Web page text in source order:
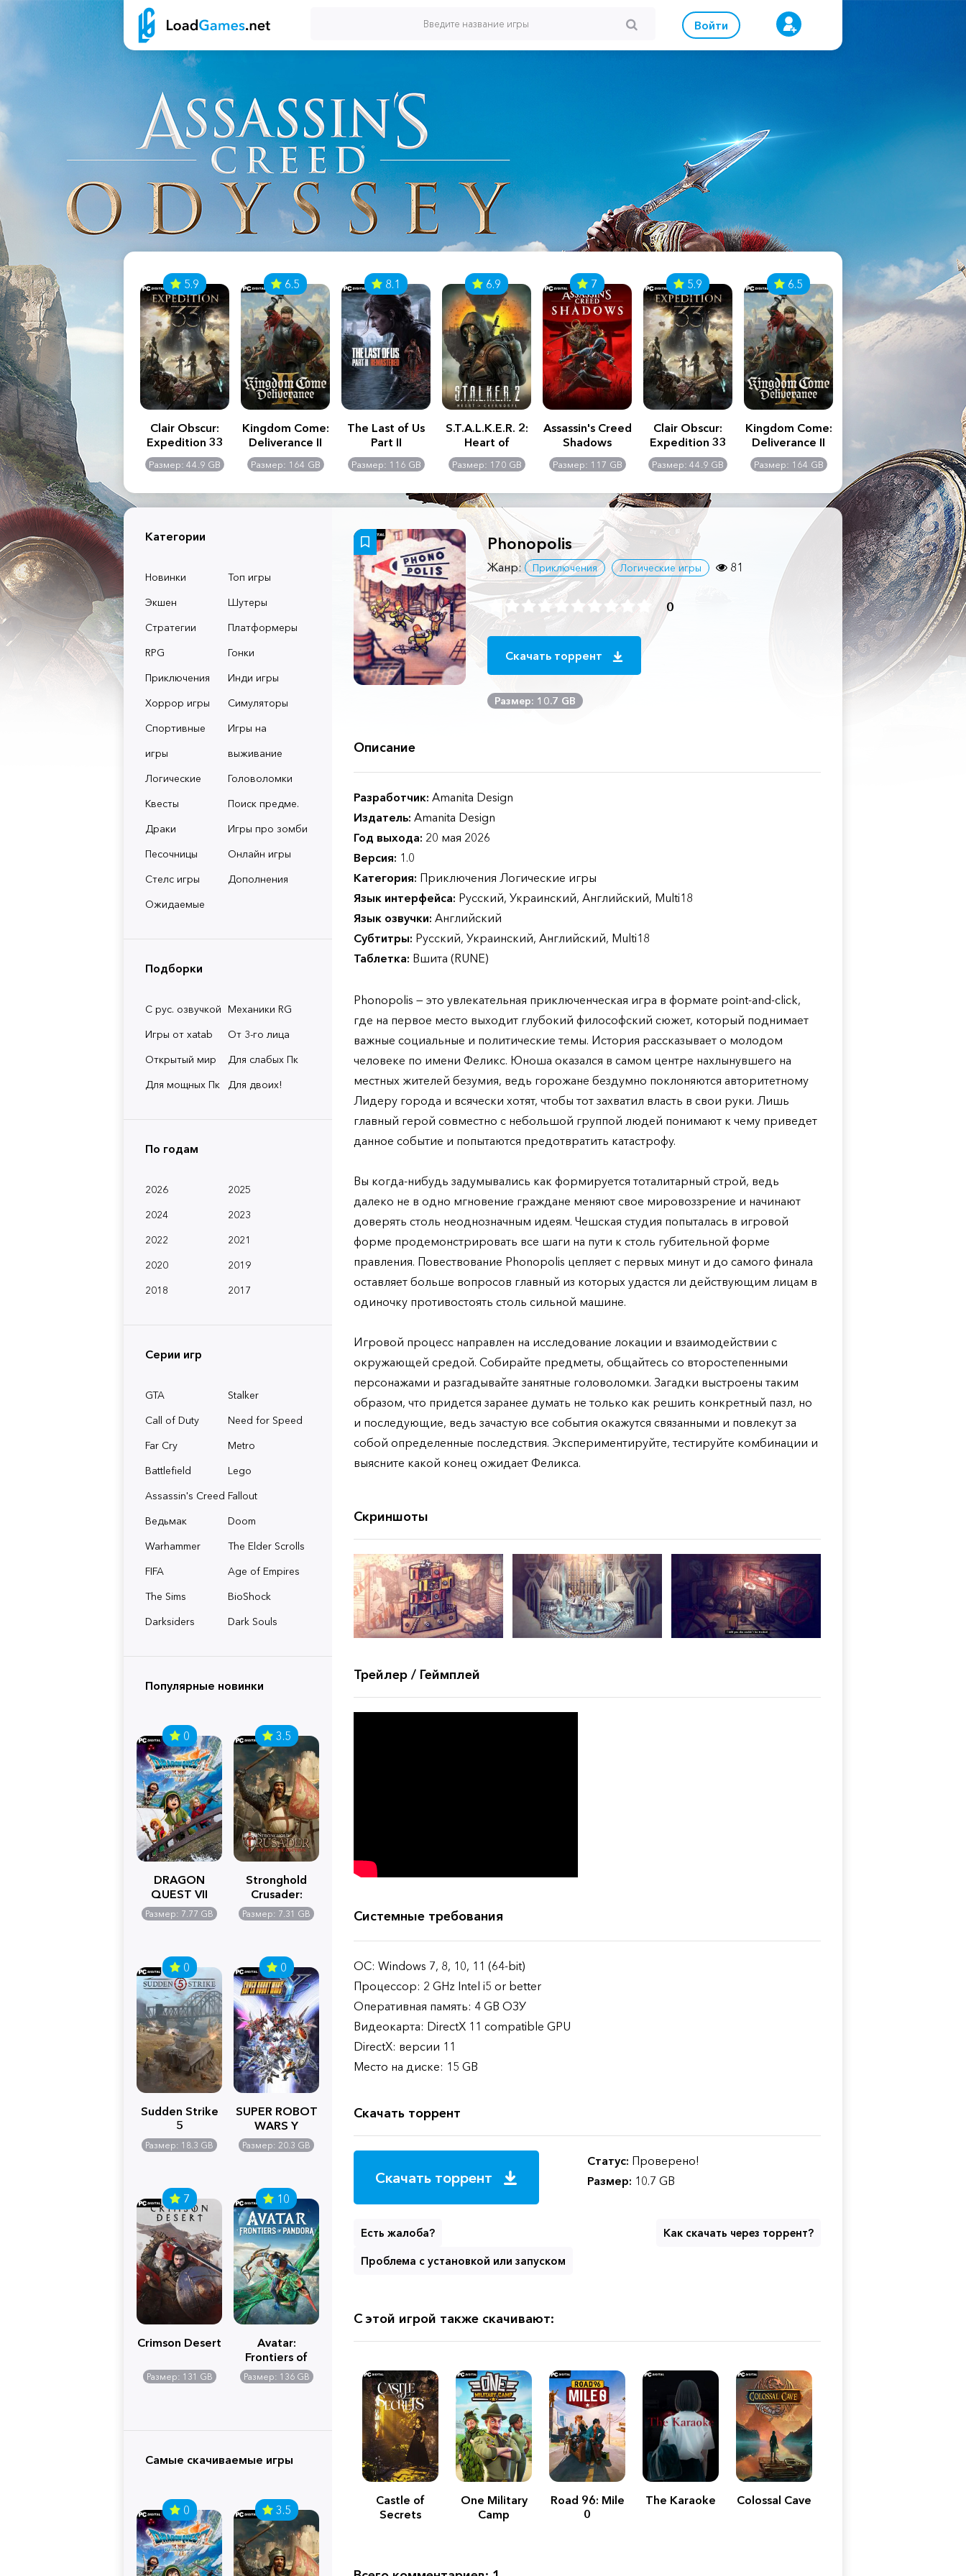
Войти
2:
-
GB
Assassin's Creed
Shadows
Размер: 117 GB
5.9
Clair Obscur:
Expedition 33
Размер: 44.9 GB
6.5
Kingdom Come:
Deliverance II
Размер: 164 GB
8.1
The Last of Us
Part II
Remastered
Размер: 116 GB
6.9
S.T.A.L.K.E.R. 2:
Heart of
Chernobyl -
Ultimate Edition
Размер: 170 GB
7
Assassin's Creed
Shadows
Размер: 117 GB
5.9
Clair Obscur:
Expedition 33
Размер: 44.9 GB
6.5
Kingdom Come:
Deliverance II
Размер: 164 GB
8.1
Remastered
Размер: 116 GB
Категории
Новинки
Топ игры
Экшен
Шутеры
Стратегии
Платформеры
RPG
Гонки
Приключения
Инди игры
Хоррор игры
Симуляторы
Спортивные
игры
Игры на
выживание
Логические
Головоломки
Квесты
Поиск предме.
Драки
Игры про зомби
Песочницы
Онлайн игры
Стелс игры
Дополнения
Ожидаемые
Подборки
С рус. озвучкой Механики RG
Игры от xatab
От 3-го лица
Открытый мир
Для слабых Пк
Для мощных Пк
Для двоих!
По годам
2026
2025
2024
2023
2022
2021
2020
2019
2018
2017
Серии игр
GTA
Stalker
Call of Duty
Need for Speed
Far Cry
Metro
Battlefield
Lego
Assassin's Creed Fallout
Ведьмак
Doom
Warhammer
The Elder Scrolls
FIFA
Age of Empires
The Sims
BioShock
Darksiders
Dark Souls
Популярные новинки
0
DRAGON
QUEST VII
Reimagined
Размер: 7.77 GB
3.5
Stronghold
Crusader:
Definitive
Edition
Размер: 7.31 GB
0
Sudden Strike
5
Размер: 18.3 GB
0
SUPER ROBOT
WARS Y
Размер: 20.3 GB
7
Crimson Desert
Размер: 131 GB
10
Avatar:
Frontiers of
Pandora
Размер: 136 GB
Самые скачиваемые игры
0 3.5
Phonopolis
Жанр: Приключения Логические игры 81
0
Скачать торрент
Размер: 10.7 GB
Описание
Разработчик: Amanita Design
Издатель: Amanita Design
Год выхода: 20 мая 2026
Версия: 1.0
Категория: Приключения Логические игры
Язык интерфейса: Русский, Украинский, Английский, Multi18
Язык озвучки: Английский
Субтитры: Русский, Украинский, Английский, Multi18
Таблетка: Вшита (RUNE)
Phonopolis — это увлекательная приключенческая игра в формате point-and-click,
где на первое место выходит глубокий философский сюжет, который поднимает
важные социальные и политические темы. История рассказывает о молодом
человеке по имени Феликс. Юноша оказался в самом центре нахлынувшего на
местных жителей безумия, ведь горожане бездумно поклоняются авторитетному
Лидеру города и всячески хотят, чтобы тот захватил власть в свои руки. Лишь
главный герой совместно с небольшой группой людей понимают к чему приведет
данное событие и попытаются предотвратить катастрофу.
Вы когда-нибудь задумывались как формируется тоталитарный строй, ведь
далеко не в одно мгновение граждане меняют свое мировоззрение и начинают
доверять столь неоднозначным идеям. Чешская студия попыталась в игровой
форме продемонстрировать все шаги на пути к столь губительной форме
правления. Повествование Phonopolis цепляет с первых минут и до самого финала
оставляет больше вопросов главный из которых удастся ли действующим лицам в
одиночку противостоять столь сильной машине.
Игровой процесс направлен на исследование локации и взаимодействии с
окружающей средой. Собирайте предметы, общайтесь со второстепенными
персонажами и разгадывайте занятные головоломки. Загадки выстроены таким
образом, что придется заранее думать не только как решить конкретный пазл, но
и последующие, ведь зачастую все события окажутся связанными и повлекут за
собой определенные последствия. Экспериментируйте, тестируйте комбинации и
выясните какой конец ожидает Феликса.
Скриншоты
Трейлер / Геймплей
Системные требования
ОС: Windows 7, 8, 10, 11 (64-bit)
Процессор: 2 GHz Intel i5 or better
Оперативная память: 4 GB ОЗУ
Видеокарта: DirectX 11 compatible GPU
DirectX: версии 11
Место на диске: 15 GB
Скачать торрент
Скачать торрент
Статус: Проверено!
Размер: 10.7 GB
Есть жалоба? Как скачать через торрент?
Проблема с установкой или запуском
С этой игрой также скачивают:
Castle of
Secrets
One Military
Camp
Road 96: Mile
0
The Karaoke Colossal Cave